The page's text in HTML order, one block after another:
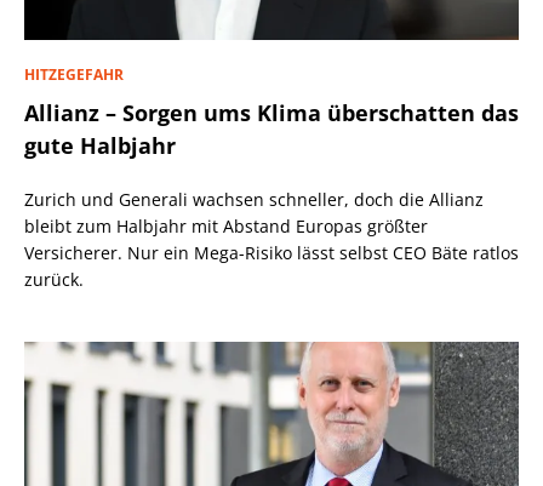
HITZEGEFAHR
Allianz – Sorgen ums Klima überschatten das
gute Halbjahr
Zurich und Generali wachsen schneller, doch die Allianz
bleibt zum Halbjahr mit Abstand Europas größter
Versicherer. Nur ein Mega-Risiko lässt selbst CEO Bäte ratlos
zurück.